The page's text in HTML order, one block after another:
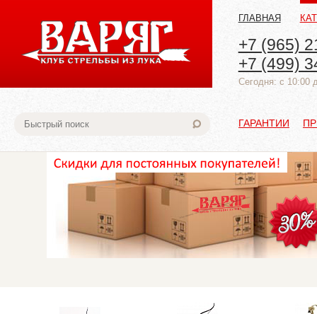
ГЛАВНАЯ
+7 (965)
+7 (499)
Cегодня: с 10:00
ГАРАНТИИ